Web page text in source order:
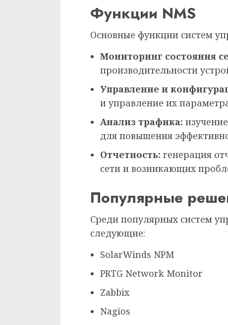
Функции NMS
Основные функции систем
Мониторинг состояния
производительности
Управление и
и управление их
Анализ трафика:
для повышения
Отчетность: генерация
сети и возникающих
Популярные
Среди популярных систем
следующие:
SolarWinds NPM
PRTG Network Monitor
Zabbix
Nagios